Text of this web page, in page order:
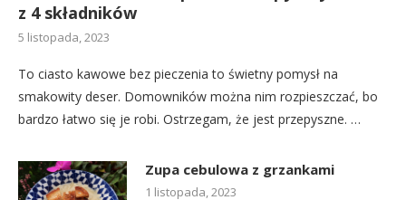
z 4 składników
5 listopada, 2023
To ciasto kawowe bez pieczenia to świetny pomysł na
smakowity deser. Domowników można nim rozpieszczać, bo
bardzo łatwo się je robi. Ostrzegam, że jest przepyszne. …
Zupa cebulowa z grzankami
1 listopada, 2023